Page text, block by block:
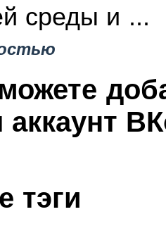
среды и ...
аккаунт
тэги